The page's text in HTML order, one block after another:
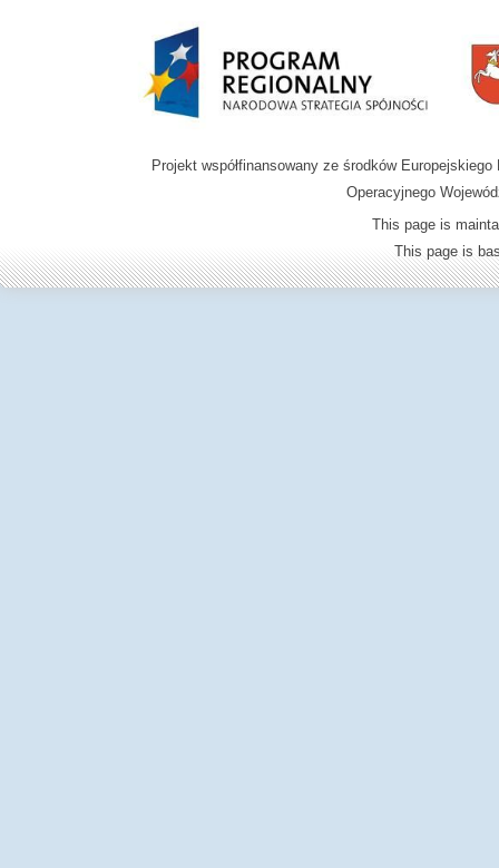
Projekt współfinansowany ze środków
Operacyjnego
This page is
This page is